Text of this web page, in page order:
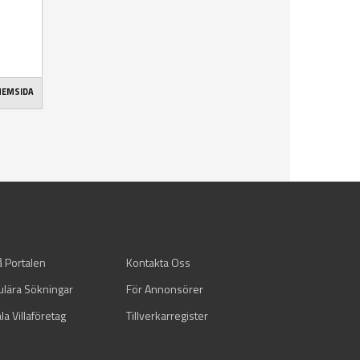
Portalen
Kontakta Oss
Sökningar
För Annonsörer
Villaföretag
Tillverkarregister